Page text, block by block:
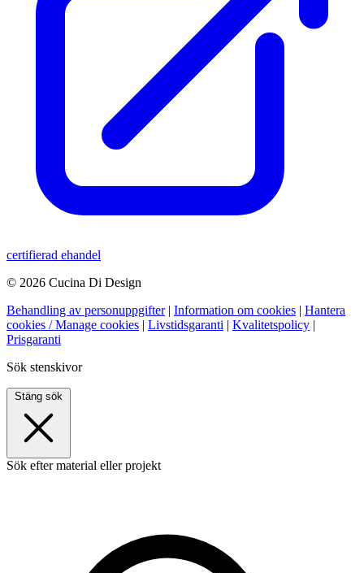
certifierad ehandel
© 2026 Cucina Di Design
Behandling av personuppgifter | Information om cookies | Hantera
cookies / Manage cookies | Livstidsgaranti | Kvalitetspolicy |
Prisgaranti
Sök stenskivor
Stäng sök
Sök efter material eller projekt